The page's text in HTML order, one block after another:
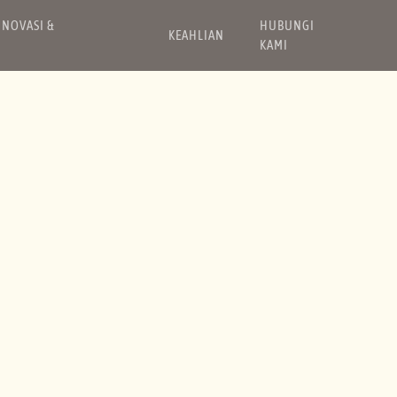
&
KEAHLIAN
HUBUNGI
KAMI